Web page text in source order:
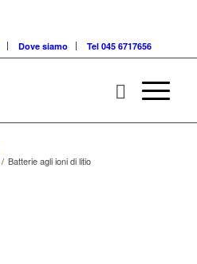
Dove siamo Tel 045 6717656
/ Batterie agli ioni di litio